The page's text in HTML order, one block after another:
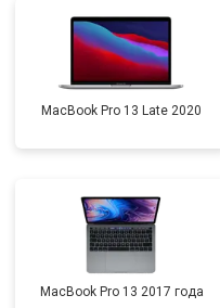
MacBook Pro 13 Late 2020
MacBook Pro 13 2017 года